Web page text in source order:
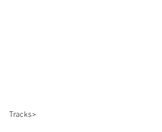
Tracks>